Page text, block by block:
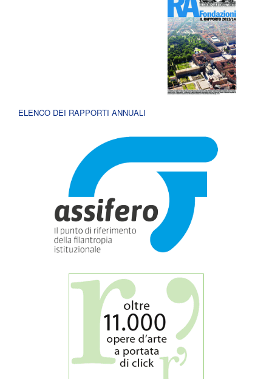
ELENCO DEI RAPPORTI ANNUALI